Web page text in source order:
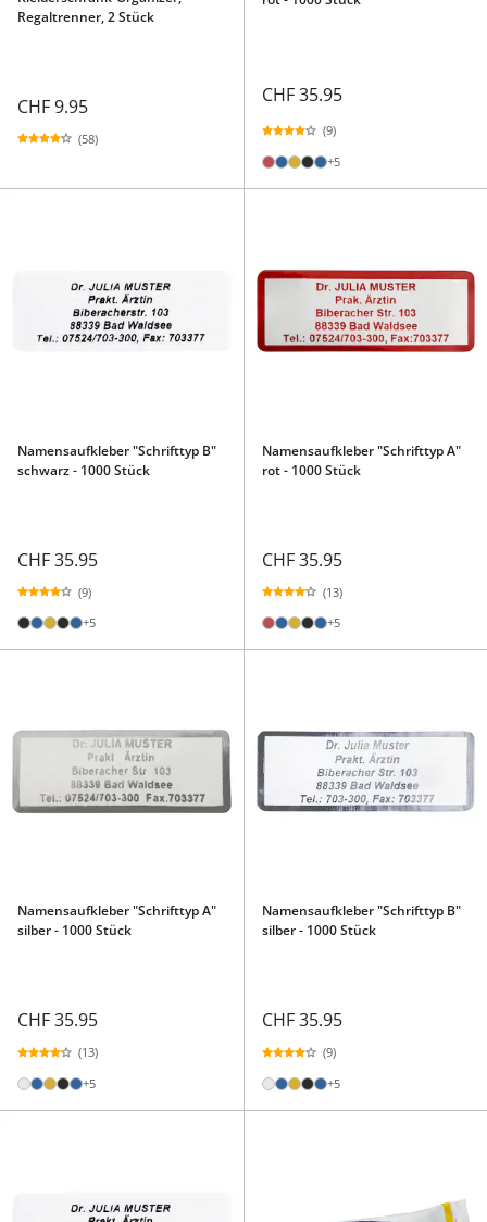
Regaltrenner, 2 Stück
CHF 9.95
(58)
CHF 35.95
(9)
+5
Namensaufkleber "Schrifttyp B"
schwarz - 1000 Stück
CHF 35.95
(9)
+5
Namensaufkleber "Schrifttyp A"
rot - 1000 Stück
CHF 35.95
(13)
+5
Namensaufkleber "Schrifttyp A"
silber - 1000 Stück
CHF 35.95
(13)
+5
Namensaufkleber "Schrifttyp B"
silber - 1000 Stück
CHF 35.95
(9)
+5